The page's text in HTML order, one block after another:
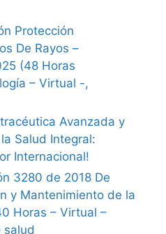
Protección
De Rayos –
(48 Horas
– Virtual -,
Avanzada y
Salud Integral:
Internacional!
3280 de 2018 De
y Mantenimiento de la
Horas – Virtual –
salud